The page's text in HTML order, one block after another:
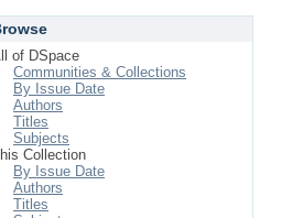
of DSpace
Communities & Collections
By Issue Date
Authors
Titles
Subjects
Collection
By Issue Date
Authors
Titles